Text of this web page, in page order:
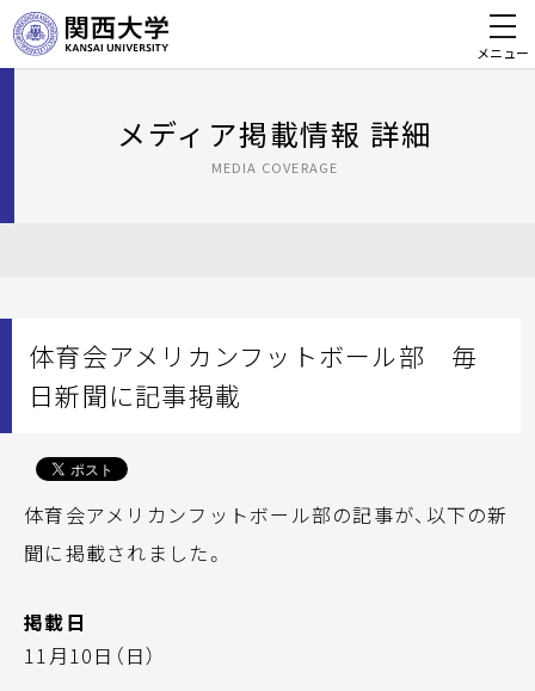
メニュー
メディア掲載情報 詳細
MEDIA COVERAGE
体育会アメリカンフットボール部 毎
日新聞に記事掲載
体育会アメリカンフットボール部の記事が、以下の新
聞に掲載されました。
掲載日
11月10日（日）